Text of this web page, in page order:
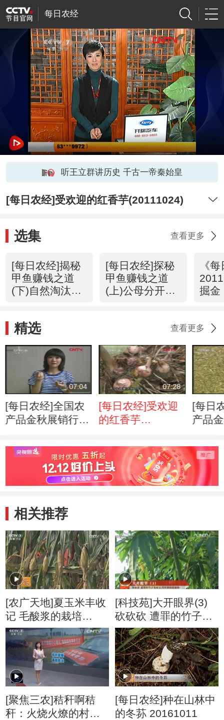
每日农经
听王立群讲历史 千古一帝秦始皇
[每日农经]受欢迎的红香芋(20111024)
选集 查看更多
[每日农经]揭秘
甲鱼赚钱之道
(下)自然淘汰的
[每日农经]探秘
甲鱼赚钱之道
(上)公母分开更
《
掘金
精选 查看更多
07:04
[每日农经]全国农
产品金秋展销行-
玲核桃(20111025
07:28
[每日农经]受欢迎
的红香芋
[每日
产品
果
相关推荐
[农广天地]夏玉米丰收
记 毛酸浆的栽培
20160822
[科技苑]大开眼界(3)
砍砍砍 遭罪的竹子变
成宝 20160706
[聚焦三农]秸秆啊秸
秆：火烧火燎的村干
[每日农经]种在山林中
的冬荪 20161011